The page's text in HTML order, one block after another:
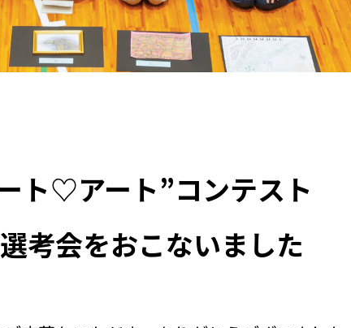
ト♡アート”コンテスト
考会をおこないました